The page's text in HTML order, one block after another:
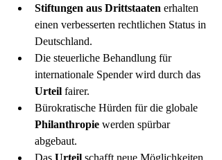
Stiftungen aus Drittstaaten erhalten
einen verbesserten rechtlichen Status in
Deutschland.
Die steuerliche Behandlung für
internationale Spender wird durch das
Urteil fairer.
Bürokratische Hürden für die globale
Philanthropie werden spürbar
abgebaut.
Das Urteil schafft neue Möglichkeiten